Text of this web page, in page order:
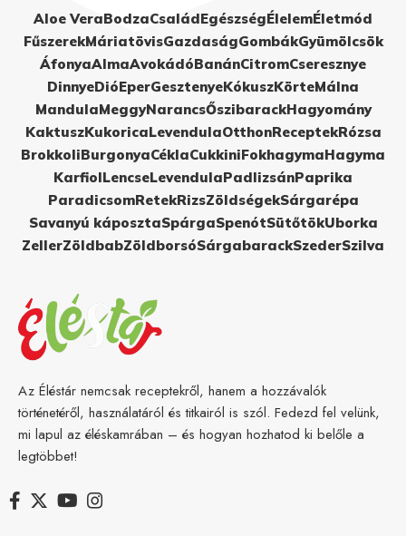
Aloe VeraBodzaCsaládEgészségÉlelemÉletmód
FűszerekMáriatövisGazdaságGombákGyümölcsök
ÁfonyaAlmaAvokádóBanánCitromCseresznye
DinnyeDióEperGesztenyeKókuszKörteMálna
MandulaMeggyNarancsŐszibarackHagyomány
KaktuszKukoricaLevendulaOtthonReceptekRózsa
BrokkoliBurgonyaCéklaCukkiniFokhagymaHagyma
KarfiolLencseLevendulaPadlizsánPaprika
ParadicsomRetekRizsZöldségekSárgarépa
Savanyú káposztaSpárgaSpenótSütőtökUborka
ZellerZöldbabZöldborsóSárgabarackSzederSzilva
Az Éléstár nemcsak receptekről, hanem a hozzávalók
történetéről, használatáról és titkairól is szól. Fedezd fel velünk,
mi lapul az éléskamrában – és hogyan hozhatod ki belőle a
legtöbbet!